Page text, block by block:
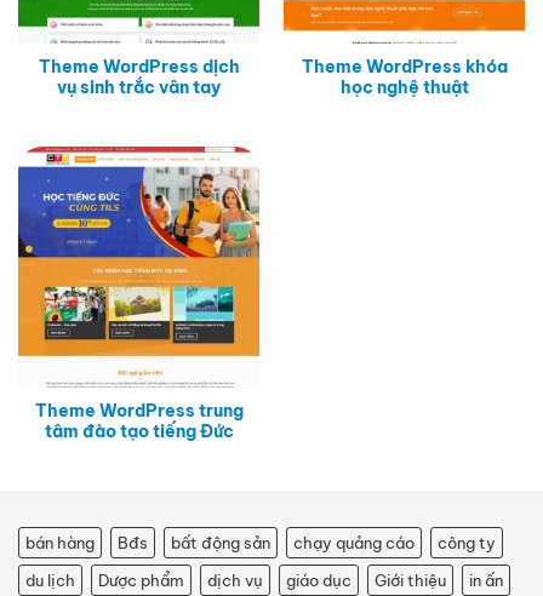
Theme WordPress dịch
vụ sinh trắc vân tay
Theme WordPress khóa
học nghệ thuật
Theme WordPress trung
tâm đào tạo tiếng Đức
bán hàng Bđs bất động sản chạy quảng cáo
công ty
du lịch
Dược phẩm dịch vụ giáo dục Giới thiệu in ấn